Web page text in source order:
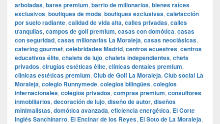
arboladas, bares premium, barrio de millonarios, bienes raíces
exclusivos, boutiques de moda, boutiques exclusivas, calefacción
por suelo radiante, calidad de vida alta, calles privadas, calles
tranquilas, campos de golf premium, casas con domótica, casas
con seguridad, casas millonarias La Moraleja, casas neoclásicas,
catering gourmet, celebridades Madrid, centros ecuestres, centros
educativos élite, chalets de lujo, chalets independientes, chefs
privados, cirugías estéticas élite, clínicas dentales premium,
clínicas estéticas premium, Club de Golf La Moraleja, Club social La
Moraleja, colegio Runnymede, colegios bilingües, colegios
internacionales, colegios privados, compras premium, consultores
inmobiliarios, decoración de lujo, diseño de autor, diseños
minimalistas, domótica avanzada, eficiencia energética, El Corte
Inglés Sanchinarro, El Encinar de los Reyes, El Soto de La Moraleja,